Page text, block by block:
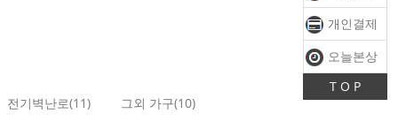
개인결제
오늘본상
T O P
전기벽난로(11) 그외 가구(10)